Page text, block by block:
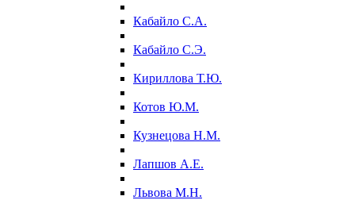
Кабайло С.А.
Кабайло С.Э.
Кириллова Т.Ю.
Котов Ю.М.
Кузнецова Н.М.
Лапшов А.Е.
Львова М.Н.